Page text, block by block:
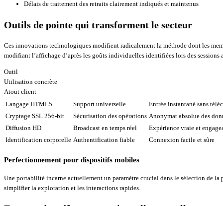
Délais de traitement des retraits clairement indiqués et maintenus
Outils de pointe qui transforment le secteur
Ces innovations technologiques modifient radicalement la méthode dont les
modifiant l’affichage d’après les goûts individuelles identifiées lors des sessions
Outil
Utilisation concrète
Atout client
Langage HTML5
Support universelle
Entrée instantané sans
Cryptage SSL 256-bit
Sécurisation des opérations Anonymat absolue des
Diffusion HD
Broadcast en temps réel
Expérience vraie et
Identification corporelle Authentification fiable Connexion facile et sûre
Perfectionnement pour dispositifs mobiles
Une portabilité incarne actuellement un paramètre crucial dans le sélection de
simplifier la exploration et les interactions rapides.